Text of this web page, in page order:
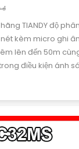
₫
TIANDY độ
nét kèm micro ghi
lên đến 50m
điều kiện ánh